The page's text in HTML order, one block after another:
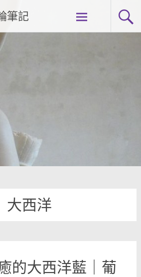
筆記
大西洋
的大西洋藍｜葡